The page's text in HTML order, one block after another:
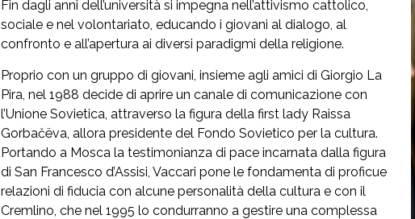
Fin dagli anni dell’università si impegna nell’attivismo cattolico,
sociale e nel volontariato, educando i giovani al dialogo, al
confronto e all’apertura ai diversi paradigmi della religione.
Proprio con un gruppo di giovani, insieme agli amici di Giorgio La
Pira, nel 1988 decide di aprire un canale di comunicazione con
l’Unione Sovietica, attraverso la figura della first lady Raissa
Gorbačëva, allora presidente del Fondo Sovietico per la cultura.
Portando a Mosca la testimonianza di pace incarnata dalla figura
di San Francesco d’Assisi, Vaccari pone le fondamenta di proficue
relazioni di fiducia con alcune personalità della cultura e con il
Cremlino, che nel 1995 lo condurranno a gestire una complessa